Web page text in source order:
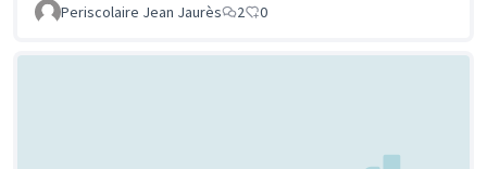
Periscolaire Jean Jaurès 2 0